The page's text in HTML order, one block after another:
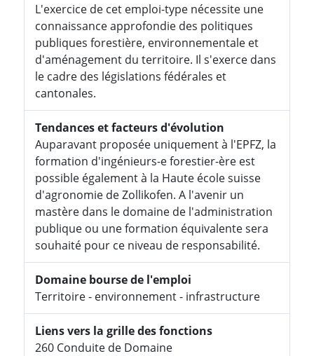
L'exercice de cet emploi-type nécessite une
connaissance approfondie des politiques
publiques forestière, environnementale et
d'aménagement du territoire. Il s'exerce dans
le cadre des législations fédérales et
cantonales.
Tendances et facteurs d'évolution
Auparavant proposée uniquement à l'EPFZ, la
formation d'ingénieurs-e forestier-ère est
possible également à la Haute école suisse
d'agronomie de Zollikofen. A l'avenir un
mastère dans le domaine de l'administration
publique ou une formation équivalente sera
souhaité pour ce niveau de responsabilité.
Domaine bourse de l'emploi
Territoire - environnement - infrastructure
Liens vers la grille des fonctions
260 Conduite de Domaine